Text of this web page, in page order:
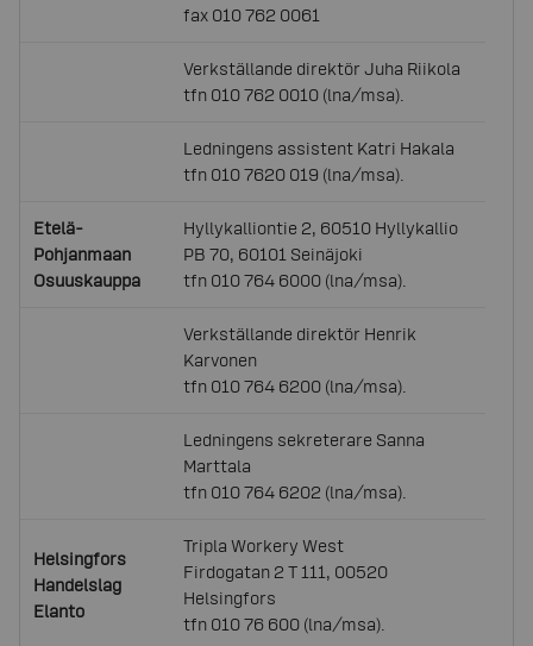
fax 010 762 0061
Verkställande direktör Juha Riikola
tfn 010 762 0010 (lna/msa).
Ledningens assistent Katri Hakala
tfn 010 7620 019 (lna/msa).
Etelä-
Pohjanmaan
Osuuskauppa
Hyllykalliontie 2, 60510 Hyllykallio
PB 70, 60101 Seinäjoki
tfn 010 764 6000 (lna/msa).
Verkställande direktör Henrik
Karvonen
tfn 010 764 6200 (lna/msa).
Ledningens sekreterare Sanna
Marttala
tfn 010 764 6202 (lna/msa).
Helsingfors
Handelslag
Elanto
Tripla Workery West
Firdogatan 2 T 111, 00520
Helsingfors
tfn 010 76 600 (lna/msa).